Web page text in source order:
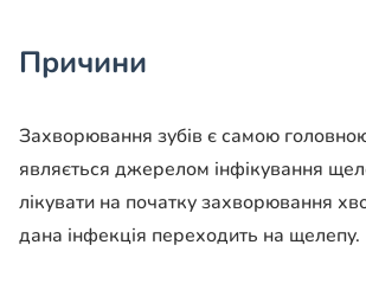
Причини
Захворювання зубів є самою
являється джерелом інфікування
лікувати на початку захворювання
дана інфекція переходить на щелепу.